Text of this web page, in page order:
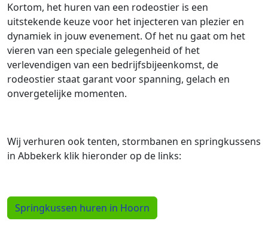
Kortom, het huren van een rodeostier is een
uitstekende keuze voor het injecteren van plezier en
dynamiek in jouw evenement. Of het nu gaat om het
vieren van een speciale gelegenheid of het
verlevendigen van een bedrijfsbijeenkomst, de
rodeostier staat garant voor spanning, gelach en
onvergetelijke momenten.
Wij verhuren ook tenten, stormbanen en springkussens
in Abbekerk klik hieronder op de links:
Springkussen huren in Hoorn